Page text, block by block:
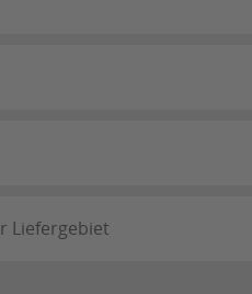
Liefergebiet